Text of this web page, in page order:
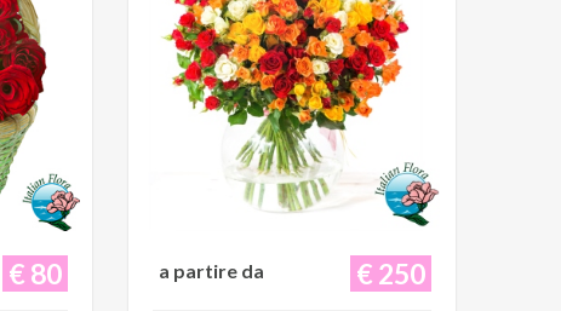
€ 80 € 250
a partire da